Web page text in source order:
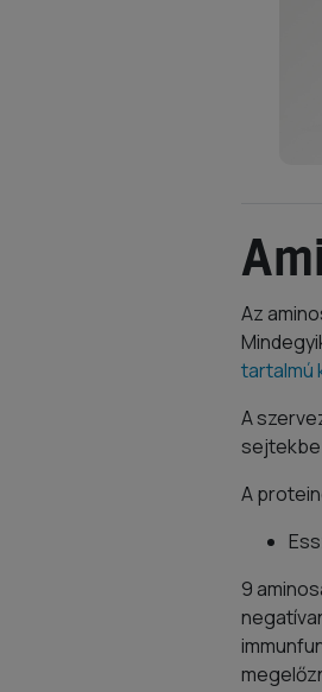
Az
tartalmú
A
A
9